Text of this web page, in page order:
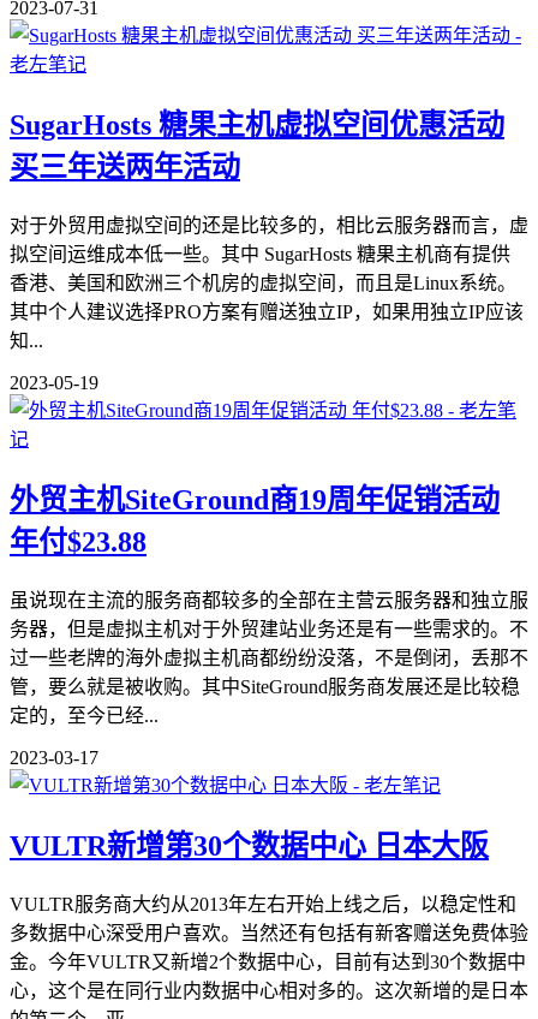
2023-07-31
SugarHosts 糖果主机虚拟空间优惠活动
买三年送两年活动
对于外贸用虚拟空间的还是比较多的，相比云服务器而言，虚
拟空间运维成本低一些。其中 SugarHosts 糖果主机商有提供
香港、美国和欧洲三个机房的虚拟空间，而且是Linux系统。
其中个人建议选择PRO方案有赠送独立IP，如果用独立IP应该
知...
2023-05-19
外贸主机SiteGround商19周年促销活动
年付$23.88
虽说现在主流的服务商都较多的全部在主营云服务器和独立服
务器，但是虚拟主机对于外贸建站业务还是有一些需求的。不
过一些老牌的海外虚拟主机商都纷纷没落，不是倒闭，丢那不
管，要么就是被收购。其中SiteGround服务商发展还是比较稳
定的，至今已经...
2023-03-17
VULTR新增第30个数据中心 日本大阪
VULTR服务商大约从2013年左右开始上线之后，以稳定性和
多数据中心深受用户喜欢。当然还有包括有新客赠送免费体验
金。今年VULTR又新增2个数据中心，目前有达到30个数据中
心，这个是在同行业内数据中心相对多的。这次新增的是日本